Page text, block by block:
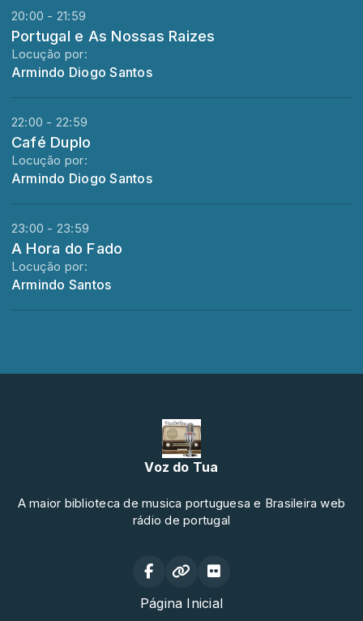
20:00 - 21:59
Portugal e As Nossas Raizes
Locução por:
Armindo Diogo Santos
22:00 - 22:59
Café Duplo
Locução por:
Armindo Diogo Santos
23:00 - 23:59
A Hora do Fado
Locução por:
Armindo Santos
Voz do Tua
A maior biblioteca de musica portuguesa e Brasileira web
rádio de portugal
Página Inicial